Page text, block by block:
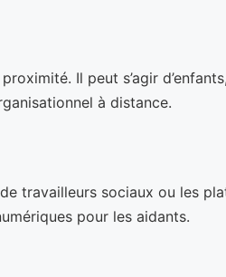
Il peut s’agir
à distance.
travailleurs sociaux ou les
pour les aidants.